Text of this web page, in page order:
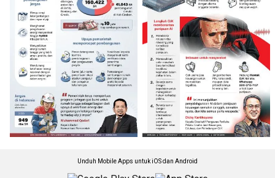
Unduh Mobile Apps untuk iOS dan Android